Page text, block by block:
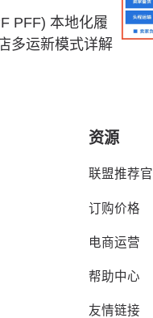
PFF) 本地化履
多运新模式详解
资源
联盟推荐官
订购价格
电商运营
帮助中心
友情链接